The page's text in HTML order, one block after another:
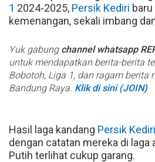
1 2024-2025, Persik Kediri
kemenangan, sekali imbang
Yuk gabung channel whatsapp
untuk mendapatkan berita-berita
Bobotoh, Liga 1, dan ragam berita
Bandung Raya. Klik di sini (JOIN)
Hasil laga kandang Persik Kediri
dengan catatan mereka di laga
Putih terlihat cukup garang.